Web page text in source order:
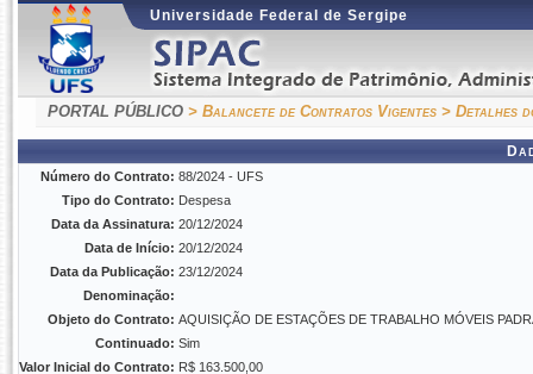
Universidade Federal de Sergipe
PORTAL PÚBLICO > Balancete de Contratos Vigentes > Detalhes
Número do Contrato: 88/2024 - UFS
Tipo do Contrato: Despesa
Data da Assinatura: 20/12/2024
Data de Início: 20/12/2024
Data da Publicação: 23/12/2024
Denominação:
Objeto do Contrato: AQUISIÇÃO DE ESTAÇÕES DE TRABALHO MÓVEIS
Continuado: Sim
Valor Inicial do Contrato: R$ 163.500,00